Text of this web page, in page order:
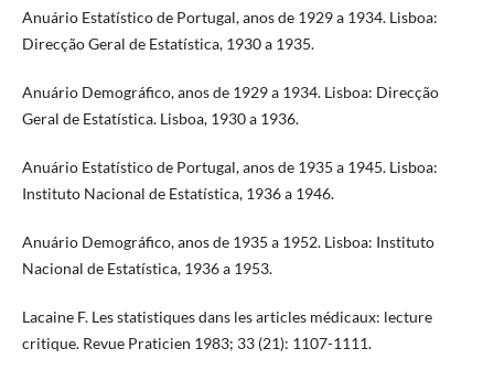
Anuário Estatístico de Portugal, anos de 1929 a 1934. Lisboa:
Direcção Geral de Estatística, 1930 a 1935.
Anuário Demográfico, anos de 1929 a 1934. Lisboa: Direcção
Geral de Estatística. Lisboa, 1930 a 1936.
Anuário Estatístico de Portugal, anos de 1935 a 1945. Lisboa:
Instituto Nacional de Estatística, 1936 a 1946.
Anuário Demográfico, anos de 1935 a 1952. Lisboa: Instituto
Nacional de Estatística, 1936 a 1953.
Lacaine F. Les statistiques dans les articles médicaux: lecture
critique. Revue Praticien 1983; 33 (21): 1107-1111.